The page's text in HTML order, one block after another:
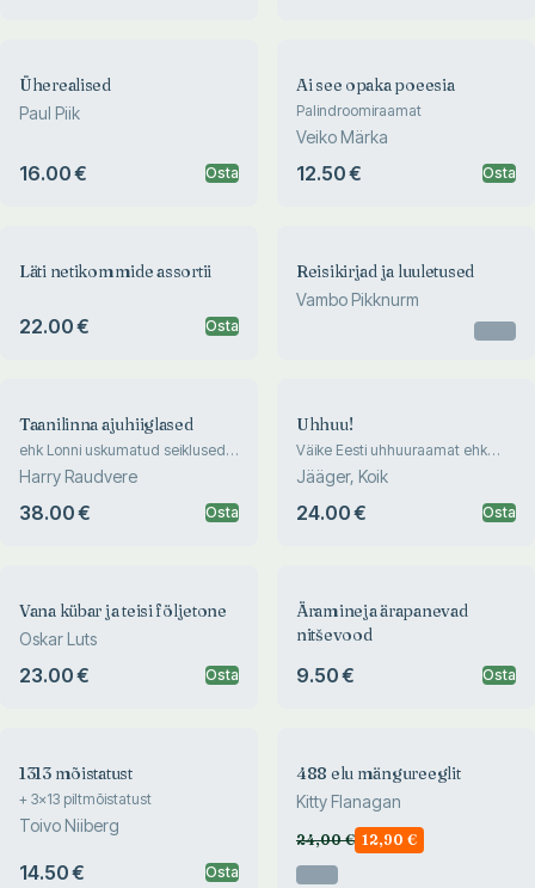
Üherealised
Paul Piik
16.00 € Osta
Ai see opaka poeesia
Palindroomiraamat
Veiko Märka
12.50 € Osta
Läti netikommide assortii
22.00 € Osta
Reisikirjad ja luuletused
Vambo Pikknurm
Taanilinna ajuhiiglased
ehk Lonni uskumatud seiklused
võimukoridorides
Harry Raudvere
38.00 € Osta
Uhhuu!
Väike Eesti uhhuuraamat ehk
millest uhhuud räägivad ja kui
jabur see kõik on
Jääger, Koik
24.00 € Osta
Vana kübar ja teisi följetone
Oskar Luts
23.00 € Osta
Äramineja ärapanevad
nitševood
9.50 € Osta
1313 mõistatust
+ 3x13 piltmõistatust
Toivo Niiberg
14.50 € Osta
488 elu mängureeglit
Kitty Flanagan
24,00 € 12,90 €